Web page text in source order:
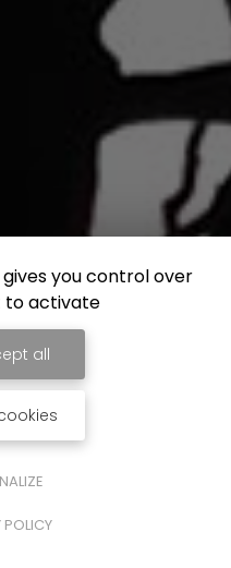
gives you control over
to activate
all